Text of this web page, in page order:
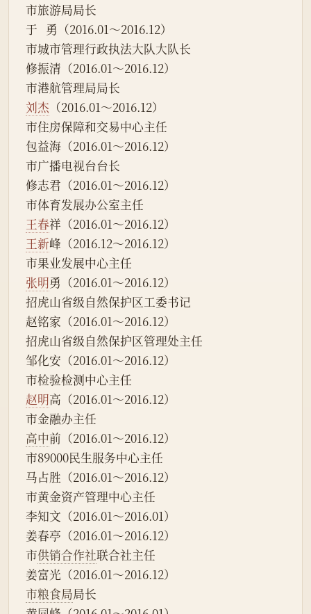
市旅游局局长
于   勇（2016.01～2016.12）
市城市管理行政执法大队大队长
修振清（2016.01～2016.12）
市港航管理局局长
刘杰 （2016.01～2016.12）
市住房保障和交易中心主任
包益海（2016.01～2016.12）
市广播电视台台长
修志君（2016.01～2016.12）
市体育发展办公室主任
王春祥（2016.01～2016.12）
王新峰（2016.12～2016.12）
市果业发展中心主任
张明勇（2016.01～2016.12）
招虎山省级自然保护区工委书记
赵铭家（2016.01～2016.12）
招虎山省级自然保护区管理处主任
邹化安（2016.01～2016.12）
市检验检测中心主任
赵明高（2016.01～2016.12）
市金融办主任
高中前（2016.01～2016.12）
市89000民生服务中心主任
马占胜（2016.01～2016.12）
市黄金资产管理中心主任
李知文（2016.01～2016.01）
姜春亭（2016.01～2016.12）
市供销合作社联合社主任
姜富光（2016.01～2016.12）
市粮食局局长